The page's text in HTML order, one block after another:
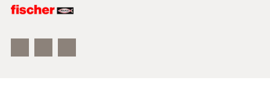
Electronic Solutions